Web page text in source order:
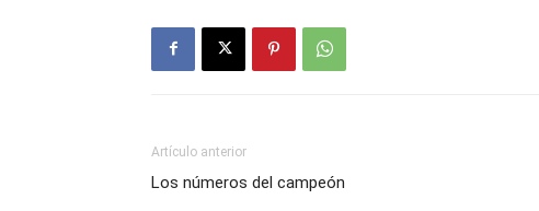
Artículo anterior
Los números del campeón